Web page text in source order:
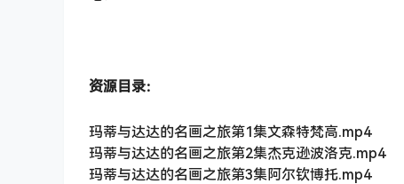
资源目录：
玛蒂与达达的名画之旅第1集文森特梵高.mp4
玛蒂与达达的名画之旅第2集杰克逊波洛克.mp4
玛蒂与达达的名画之旅第3集阿尔钦博托.mp4